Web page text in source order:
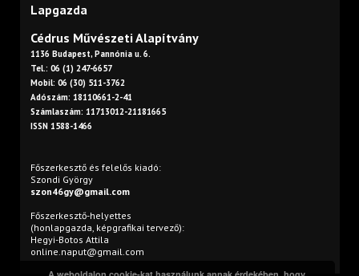
Lapgazda
Cédrus Művészeti Alapítvány
1136 Budapest, Pannónia u. 6.
Tel.: 06 (1) 247-6657
Mobil: 06 (30) 511-3762
Adószám: 18110661-2-41
Számlaszám: 11713012-21181665
ISSN 1588-1466
Főszerkesztő és felelős kiadó:
Szondi György
szon46gy@gmail.com
Főszerkesztő-helyettes
(honlapgazda, képgrafikai tervező):
Hegyi-Botos Attila
online.naput@gmail.com